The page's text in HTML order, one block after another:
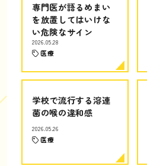
専門医が語るめまい
を放置してはいけな
い危険なサイン
2026.05.28
医療
学校で流行する溶連
菌の喉の違和感
2026.05.26
医療